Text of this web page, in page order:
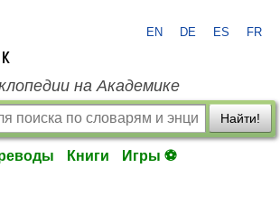
EN DE ES FR
на Академике
Найти!
Книги Игры ⚽